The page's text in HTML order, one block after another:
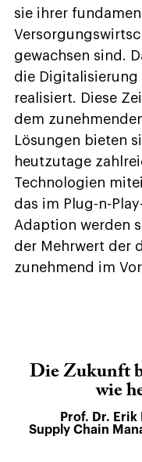
sie ihrer
gewachsen sind.
die
realisiert. Diese
dem
Lösungen bieten
heutzutage
Technologien
das im Plug-n-
Adaption werden
der Mehrwert der
zunehmend im
Die Zukunft
wie
Prof. Dr.
Supply Chain